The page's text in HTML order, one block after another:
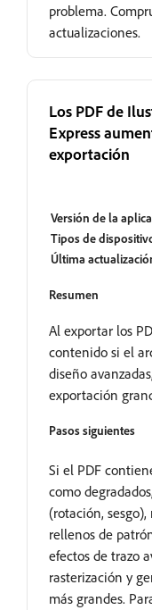
problema.
actualizaciones.
Los PDF de
Express
exportación
Versión de la
Tipos de
Última
Resumen
Al exportar los
contenido si el
diseño
exportación
Pasos siguientes
Si el PDF
como
(rotación,
rellenos de
efectos de trazo
rasterización y
más grandes.